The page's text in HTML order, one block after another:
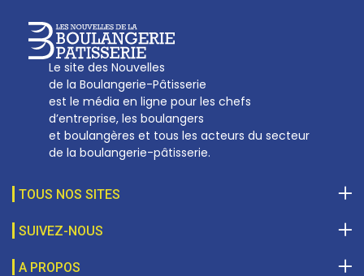
Le site des Nouvelles
de la Boulangerie-Pâtisserie
est le média en ligne pour les chefs
d’entreprise, les boulangers
et boulangères et tous les acteurs du secteur
de la boulangerie-pâtisserie.
TOUS NOS SITES
SUIVEZ-NOUS
A PROPOS